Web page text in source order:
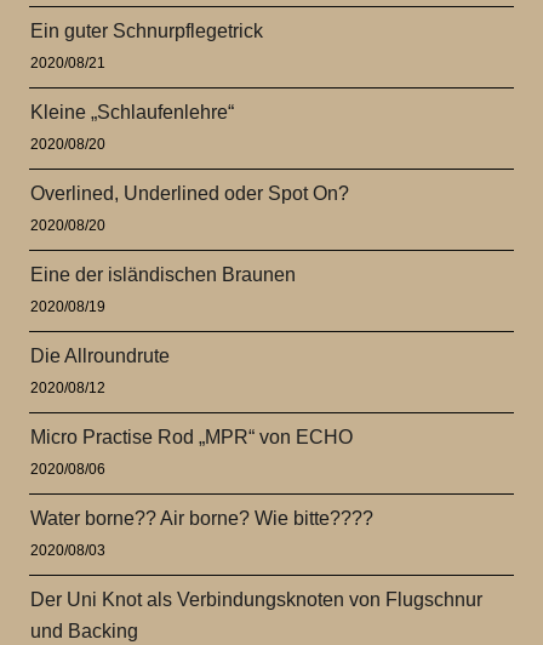
Ein guter Schnurpflegetrick
2020/08/21
Kleine „Schlaufenlehre“
2020/08/20
Overlined, Underlined oder Spot On?
2020/08/20
Eine der isländischen Braunen
2020/08/19
Die Allroundrute
2020/08/12
Micro Practise Rod „MPR“ von ECHO
2020/08/06
Water borne?? Air borne? Wie bitte????
2020/08/03
Der Uni Knot als Verbindungsknoten von Flugschnur
und Backing